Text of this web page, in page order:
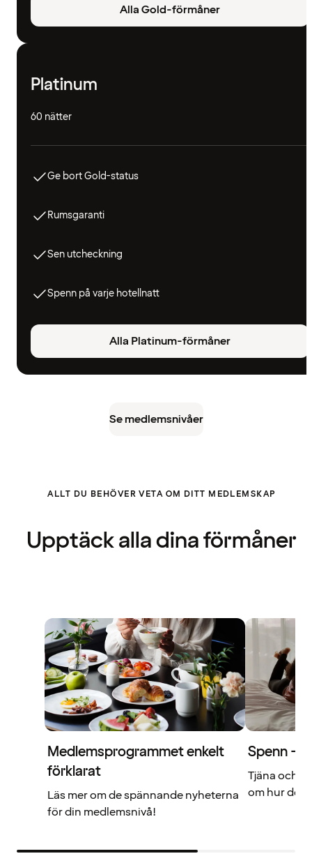
Alla Gold-förmåner
Platinum
60 nätter
Ge bort Gold-status
Rumsgaranti
Sen utcheckning
Spenn på varje hotellnatt
Alla Platinum-förmåner
Se medlemsnivåer
ALLT DU BEHÖVER VETA OM DITT MEDLEMSKAP
Upptäck alla dina förmåner
Medlemsprogrammet enkelt
förklarat
Läs mer om de spännande nyheterna
för din medlemsnivå!
Spenn –
Tjäna och
om hur det